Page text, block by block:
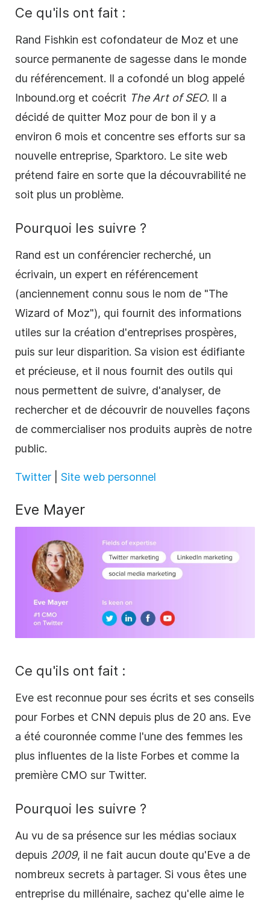
Ce qu'ils ont fait :
Rand Fishkin est cofondateur de Moz et une
source permanente de sagesse dans le monde
du référencement. Il a cofondé un blog appelé
Inbound.org et coécrit The Art of SEO. Il a
décidé de quitter Moz pour de bon il y a
environ 6 mois et concentre ses efforts sur sa
nouvelle entreprise, Sparktoro. Le site web
prétend faire en sorte que la découvrabilité ne
soit plus un problème.
Pourquoi les suivre ?
Rand est un conférencier recherché, un
écrivain, un expert en référencement
(anciennement connu sous le nom de "The
Wizard of Moz"), qui fournit des informations
utiles sur la création d'entreprises prospères,
puis sur leur disparition. Sa vision est édifiante
et précieuse, et il nous fournit des outils qui
nous permettent de suivre, d'analyser, de
rechercher et de découvrir de nouvelles façons
de commercialiser nos produits auprès de notre
public.
Twitter Site web personnel
Eve Mayer
Ce qu'ils ont fait :
Eve est reconnue pour ses écrits et ses conseils
pour Forbes et CNN depuis plus de 20 ans. Eve
a été couronnée comme l'une des femmes les
plus influentes de la liste Forbes et comme la
première CMO sur Twitter.
Pourquoi les suivre ?
Au vu de sa présence sur les médias sociaux
depuis 2009, il ne fait aucun doute qu'Eve a de
nombreux secrets à partager. Si vous êtes une
entreprise du millénaire, sachez qu'elle aime le